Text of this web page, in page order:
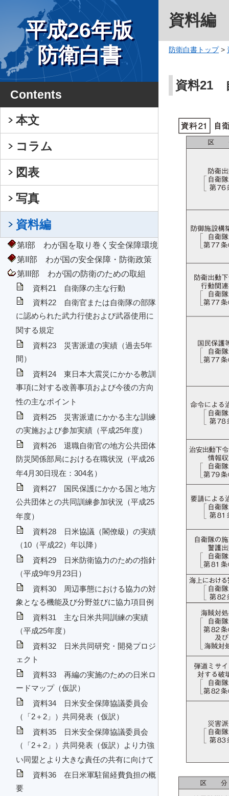
平成26年版
防衛白書
Contents
本文
コラム
図表
写真
資料編
第I部 わが国を取り巻く安全保障環境
第II部 わが国の安全保障・防衛政策
第III部 わが国の防衛のための取組
資料21 自衛隊の主な行動
資料22 自衛官または自衛隊の部隊
に認められた武力行使および武器使用に
関する規定
資料23 災害派遣の実績（過去5年
間）
資料24 東日本大震災にかかる教訓
事項に対する改善事項および今後の方向
性の主なポイント
資料25 災害派遣にかかる主な訓練
の実施および参加実績（平成25年度）
資料26 退職自衛官の地方公共団体
防災関係部局における在職状況（平成26
年4月30日現在：304名）
資料27 国民保護にかかる国と地方
公共団体との共同訓練参加状況（平成25
年度）
資料28 日米協議（閣僚級）の実績
（10（平成22）年以降）
資料29 日米防衛協力のための指針
（平成9年9月23日）
資料30 周辺事態における協力の対
象となる機能及び分野並びに協力項目例
資料31 主な日米共同訓練の実績
（平成25年度）
資料32 日米共同研究・開発プロジ
ェクト
資料33 再編の実施のための日米ロ
ードマップ（仮訳）
資料34 日米安全保障協議委員会
（「2＋2」）共同発表（仮訳）
資料35 日米安全保障協議委員会
（「2＋2」）共同発表（仮訳）より力強
い同盟とより大きな責任の共有に向けて
資料36 在日米軍駐留経費負担の概
要
資料編
防衛白書トップ>
資料21